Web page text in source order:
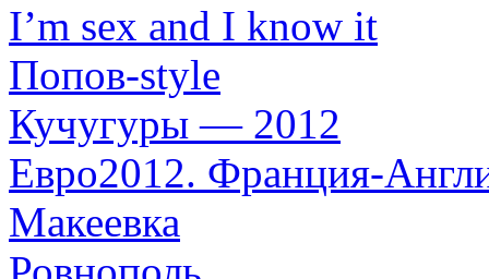
I’m sex and I know it
Попов-style
Кучугуры — 2012
Евро2012. Франция-
Макеевка